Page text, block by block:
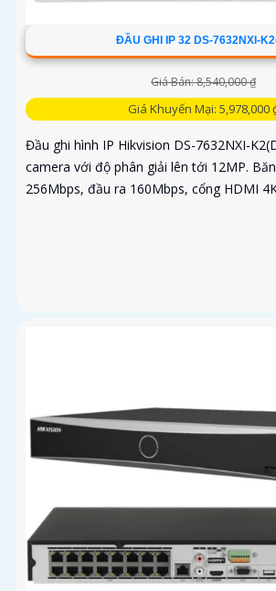
ĐẦU GHI IP 32 DS-7632NXI-
Giá Bán: 8,540,000 ₫
Giá Khuyến Mại: 5,978,000
Đầu ghi hình IP Hikvision DS-7632NXI-
camera với độ phân giải lên tới 12MP.
256Mbps, đầu ra 160Mbps, cổng HDMI